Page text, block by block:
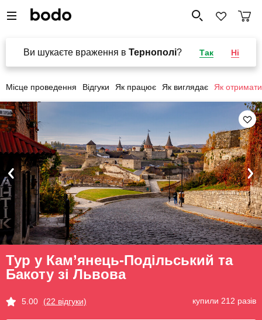
Ви шукаєте враження в Тернополі? Так Ні
Місце проведення Відгуки Як працює Як виглядає Як отримати
Тур у Кам’янець-Подільський та
Бакоту зі Львова
5.00 (22 відгуки) купили 212 разів